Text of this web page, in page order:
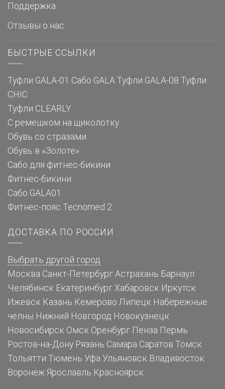
Поддержка
Отзывы о нас
БЫСТРЫЕ ССЫЛКИ
Туфли GALA-01 Сабо GALA Туфли GALA-08 Туфли
CHIC
Туфли CLEARLY
С ремешком на щиколотку
Обувь со стразами
Обувь в «Золоте»
Сабо для фитнес-бикини
Фитнес-бикини
Сабо GALA01
Фитнес-пояс Tecnomed 2
ДОСТАВКА ПО РОССИИ
Выбрать другой город
Москва Санкт-Петербург Астрахань Барнаул
Челябинск Екатеринбург Хабаровск Иркутск
Ижевск Казань Кемерово Липецк Набережные
челны Нижний Новгород Новокузнецк
Новосибирск Омск Оренбург Пенза Пермь
Ростов-на-Дону Рязань Самара Саратов Томск
Тольятти Тюмень Уфа Ульяновск Владивосток
Воронеж Ярославль Красноярск